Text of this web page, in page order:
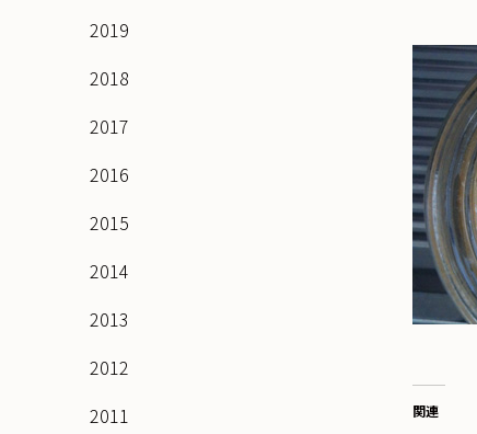
関連
2019
2018
2017
2016
2015
2014
2013
2012
2011